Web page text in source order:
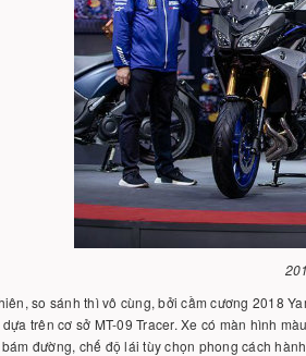
so sánh thì vô cùng, bởi cầm cương 2018
trên cơ sở MT-09 Tracer. Xe có màn hình
đường, chế độ lái tùy chọn phong cách